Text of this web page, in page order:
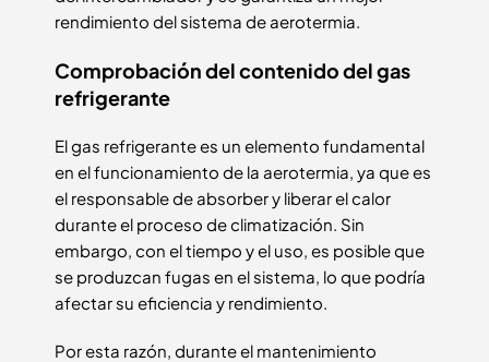
rendimiento del sistema de aerotermia.
Comprobación del contenido del gas
refrigerante
El gas refrigerante es un elemento fundamental
en el funcionamiento de la aerotermia, ya que es
el responsable de absorber y liberar el calor
durante el proceso de climatización. Sin
embargo, con el tiempo y el uso, es posible que
se produzcan fugas en el sistema, lo que podría
afectar su eficiencia y rendimiento.
Por esta razón, durante el mantenimiento